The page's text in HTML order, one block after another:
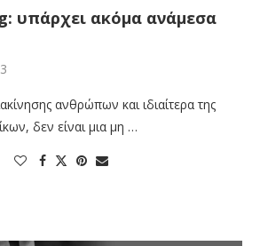
υπάρχει ακόμα ανάμεσα
ανθρώπων και ιδιαίτερα της
δεν είναι μια μη …